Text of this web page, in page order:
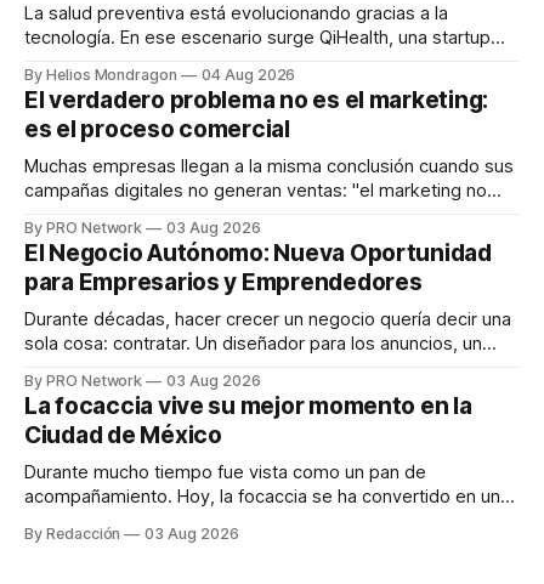
La salud preventiva está evolucionando gracias a la
tecnología. En ese escenario surge QiHealth, una startup
dispositivos inteligentes, inteligencia artificial y monitoreo
en tiempo real para ayudar a las personas a tomar mejores
decisiones sobre su salud metabólica. Su propuesta busca
responder
By Helios Mondragon 04 Aug 2026
El verdadero problema no es el marketing:
es el proceso comercial
Muchas empresas llegan a la misma conclusión cuando sus
campañas digitales no generan ventas: "el marketing no
INTERIUS, el problema suele estar en otro lugar. Durante
una entrevista para el podcast SER PRO, el especialista en
marketing digital explicó que
By PRO Network 03 Aug 2026
El Negocio Autónomo: Nueva Oportunidad
para Empresarios y Emprendedores
Durante décadas, hacer crecer un negocio quería decir una
sola cosa: contratar. Un diseñador para los anuncios, un
para los textos, alguien que supiera de publicidad digital
para encontrar prospectos, un vendedor para atender
llamadas y mensajes, y —con suerte— una persona
By PRO Network 03 Aug 2026
La focaccia vive su mejor momento en la
Ciudad de México
Durante mucho tiempo fue vista como un pan de
acompañamiento. Hoy, la focaccia se ha convertido en uno
artesanal, ingredientes de calidad y experiencias que
By Redacción 03 Aug 2026